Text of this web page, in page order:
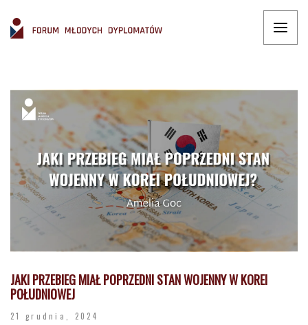
JAKI PRZEBIEG MIAŁ POPRZEDNI STAN WOJENNY W KOREI
POŁUDNIOWEJ
21 grudnia, 2024